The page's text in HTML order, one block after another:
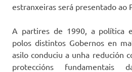
estranxeiras será presentado ao
A partires de 1990, a política
polos distintos Gobernos en
asilo conduciu a unha redución
proteccións fundamentais